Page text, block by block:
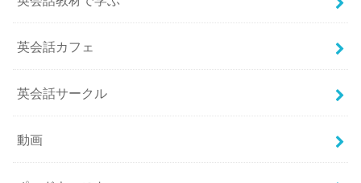
英会話カフェ
英会話サークル
動画